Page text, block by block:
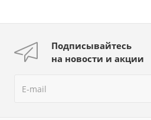
Подписывайтесь
на новости и акции